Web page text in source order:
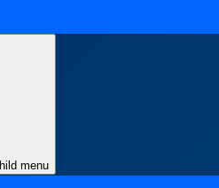
menu